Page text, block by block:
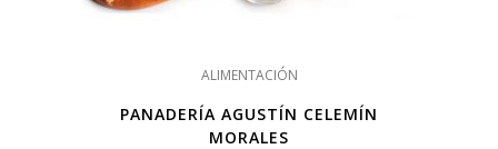
ALIMENTACIÓN
PANADERÍA AGUSTÍN CELEMÍN
MORALES